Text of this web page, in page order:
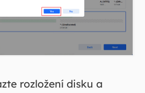
rozložení disku a